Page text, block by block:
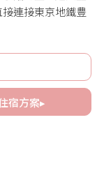
連接東京地鐵豊
宿方案▸